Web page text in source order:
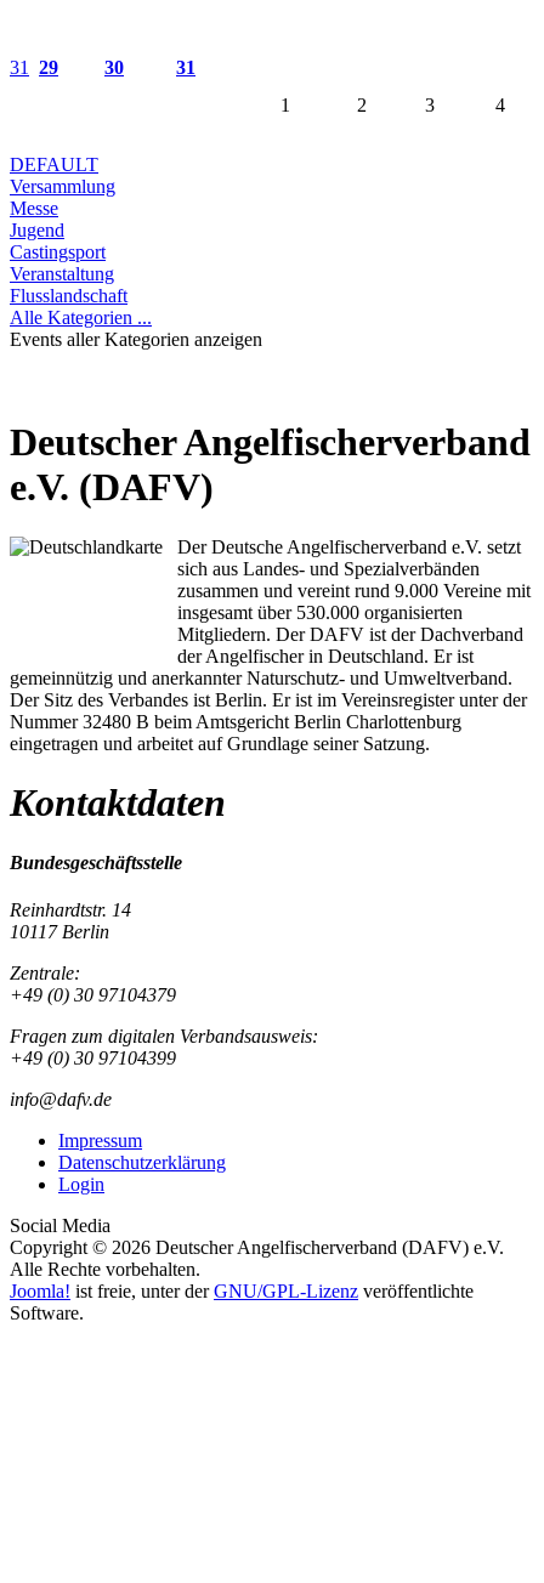
31 29 30
31
1
2 3 4
DEFAULT
Versammlung
Messe
Jugend
Castingsport
Veranstaltung
Flusslandschaft
Alle Kategorien ...
Events aller Kategorien anzeigen
Deutscher Angelfischerverband
e.V. (DAFV)
Der Deutsche Angelfischerverband e.V. setzt
sich aus Landes- und Spezialverbänden
zusammen und vereint rund 9.000 Vereine mit
insgesamt über 530.000 organisierten
Mitgliedern. Der DAFV ist der Dachverband
der Angelfischer in Deutschland. Er ist
gemeinnützig und anerkannter Naturschutz- und Umweltverband.
Der Sitz des Verbandes ist Berlin. Er ist im Vereinsregister unter der
Nummer 32480 B beim Amtsgericht Berlin Charlottenburg
eingetragen und arbeitet auf Grundlage seiner Satzung.
Kontaktdaten
Bundesgeschäftsstelle
Reinhardtstr. 14
10117 Berlin
Zentrale:
+49 (0) 30 97104379
Fragen zum digitalen Verbandsausweis:
+49 (0) 30 97104399
info@dafv.de
Impressum
Datenschutzerklärung
Login
Social Media
Copyright © 2026 Deutscher Angelfischerverband (DAFV) e.V.
Alle Rechte vorbehalten.
Joomla! ist freie, unter derGNU/GPL-Lizenz veröffentlichte
Software.